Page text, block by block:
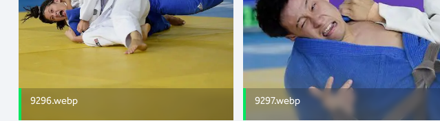
9296.webp 9297.webp